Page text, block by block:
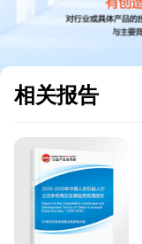
相关报告